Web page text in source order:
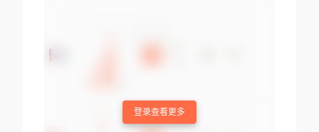
登录查看更多